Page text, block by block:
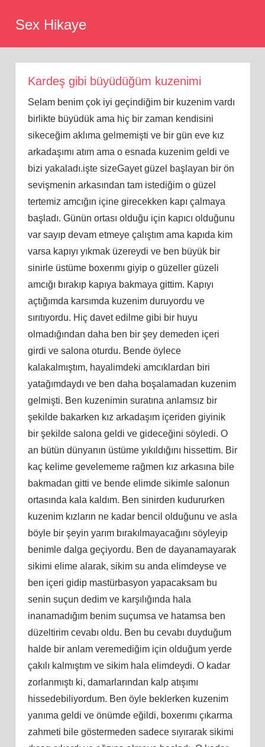
Sex Hikaye
Kardeş gibi büyüdüğüm kuzenimi
Selam benim çok iyi geçindiğim bir kuzenim vardı
birlikte büyüdük ama hiç bir zaman kendisini
sikeceğim aklıma gelmemişti ve bir gün eve kız
arkadaşımı atım ama o esnada kuzenim geldi ve
bizi yakaladı.işte sizeGayet güzel başlayan bir ön
sevişmenin arkasından tam istediğim o güzel
tertemiz amcığın içine girecekken kapı çalmaya
başladı. Günün ortası olduğu için kapıcı olduğunu
var sayıp devam etmeye çalıştım ama kapıda kim
varsa kapıyı yıkmak üzereydi ve ben büyük bir
sinirle üstüme boxerımı giyip o güzeller güzeli
amcığı bırakıp kapıya bakmaya gittim. Kapıyı
açtığımda karsımda kuzenim duruyordu ve
sırıtıyordu. Hiç davet edilme gibi bir huyu
olmadığından daha ben bir şey demeden içeri
girdi ve salona oturdu. Bende öylece
kalakalmıştım, hayalimdeki amcıklardan biri
yatağımdaydı ve ben daha boşalamadan kuzenim
gelmişti. Ben kuzenimin suratına anlamsız bir
şekilde bakarken kız arkadaşım içeriden giyinik
bir şekilde salona geldi ve gideceğini söyledi. O
an bütün dünyanın üstüme yıkıldığını hissettim. Bir
kaç kelime gevelememe rağmen kız arkasına bile
bakmadan gitti ve bende elimde sikimle salonun
ortasında kala kaldım. Ben sinirden kudururken
kuzenim kızların ne kadar bencil olduğunu ve asla
böyle bir şeyin yarım bırakılmayacağını söyleyip
benimle dalga geçiyordu. Ben de dayanamayarak
sikimi elime alarak, sikim su anda elimdeyse ve
ben içeri gidip mastürbasyon yapacaksam bu
senin suçun dedim ve karşılığında hala
inanamadığım benim suçumsa ve hatamsa ben
düzeltirim cevabı oldu. Ben bu cevabı duyduğum
halde bir anlam veremediğim için olduğum yerde
çakılı kalmıştım ve sikim hala elimdeydi. O kadar
zorlanmıştı ki, damarlarından kalp atışımı
hissedebiliyordum. Ben öyle beklerken kuzenim
yanıma geldi ve önümde eğildi, boxerımı çıkarma
zahmeti bile göstermeden sadece sıyırarak sikimi